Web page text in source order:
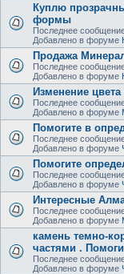
Куплю
формы
Последнее
Добавлено в форуме
Продажа
Последнее
Добавлено в форуме
Изменение цвета
Последнее
Добавлено в форуме
Помогите в
Последнее
Добавлено в форуме
Помогите
Последнее
Добавлено в форуме
Интересные
Последнее
Добавлено в форуме
камень темно-
частями .
Последнее
Добавлено в форуме